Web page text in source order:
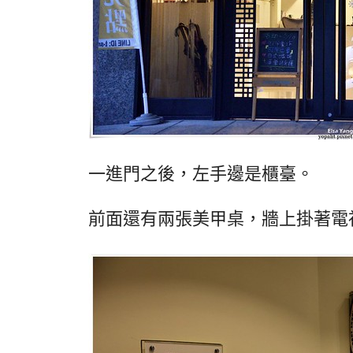
一進門之後，左手邊是櫃臺。
前面還有兩張美甲桌，牆上掛著